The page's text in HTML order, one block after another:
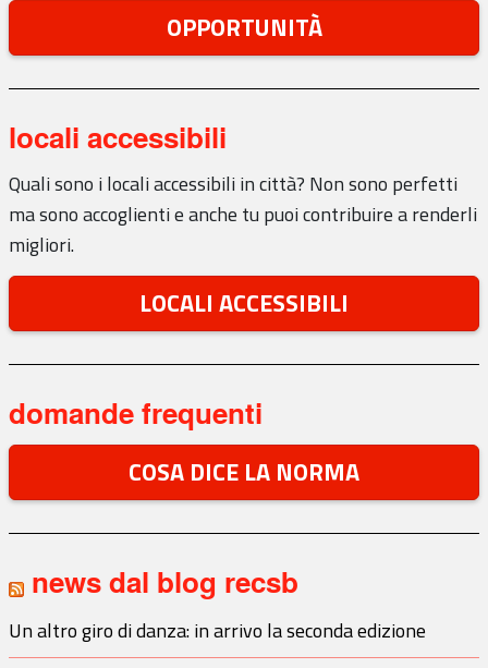
OPPORTUNITÀ
locali accessibili
Quali sono i locali accessibili in città? Non sono perfetti
ma sono accoglienti e anche tu puoi contribuire a renderli
migliori.
LOCALI ACCESSIBILI
domande frequenti
COSA DICE LA NORMA
news dal blog recsb
Un altro giro di danza: in arrivo la seconda edizione